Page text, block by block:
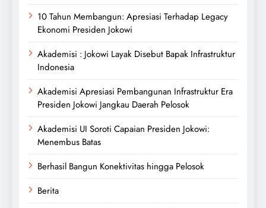
10 Tahun Membangun: Apresiasi Terhadap Legacy
Ekonomi Presiden Jokowi
Akademisi : Jokowi Layak Disebut Bapak Infrastruktur
Indonesia
Akademisi Apresiasi Pembangunan Infrastruktur Era
Presiden Jokowi Jangkau Daerah Pelosok
Akademisi UI Soroti Capaian Presiden Jokowi:
Menembus Batas
Berhasil Bangun Konektivitas hingga Pelosok
Berita